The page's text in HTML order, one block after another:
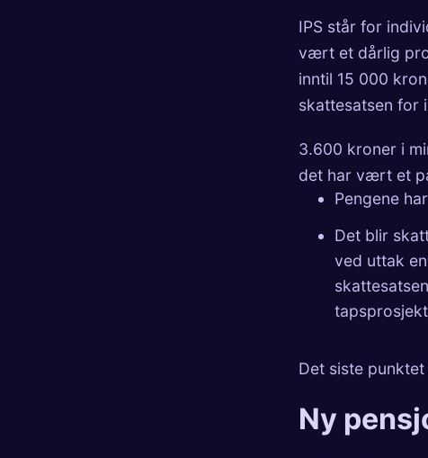
IPS står for
vært et dårlig
inntil 15 000
skattesatsen for
3.600 kroner i
det har vært et
Pengene
Det blir
ved uttak
Det siste
Ny